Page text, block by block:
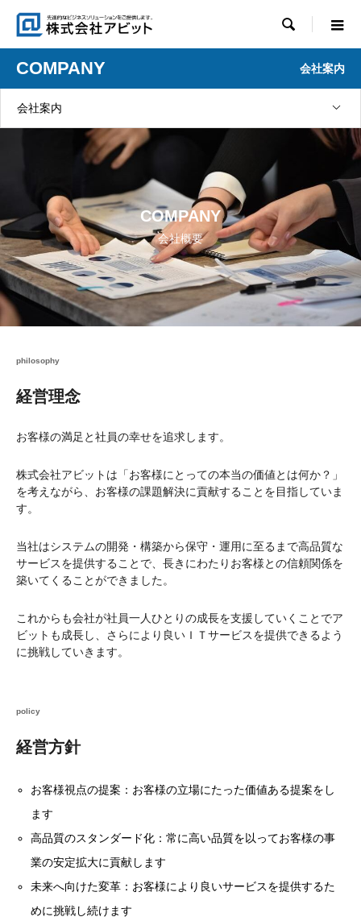

COMPANY 会社案内
会社案内
COMPANY
会社概要
経営理念
philosophy
お客様の満足と社員の幸せを追求します。
株式会社アビットは「お客様にとっての本当の価値とは何か？」
を考えながら、お客様の課題解決に貢献することを目指していま
す。
当社はシステムの開発・構築から保守・運用に至るまで高品質な
サービスを提供することで、長きにわたりお客様との信頼関係を
築いてくることができました。
これからも会社が社員一人ひとりの成長を支援していくことでア
ビットも成長し、さらにより良いＩＴサービスを提供できるよう
に挑戦していきます。
経営方針
policy
お客様視点の提案：お客様の立場にたった価値ある提案をし
ます
高品質のスタンダード化：常に高い品質を以ってお客様の事
業の安定拡大に貢献します
未来へ向けた変革：お客様により良いサービスを提供するた
めに挑戦し続けます